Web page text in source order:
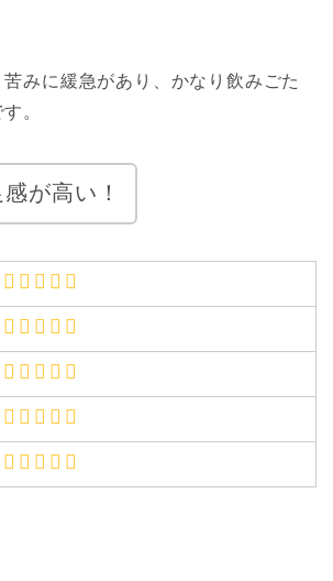
みに緩急があり、かなり飲みごた
。
が高い！